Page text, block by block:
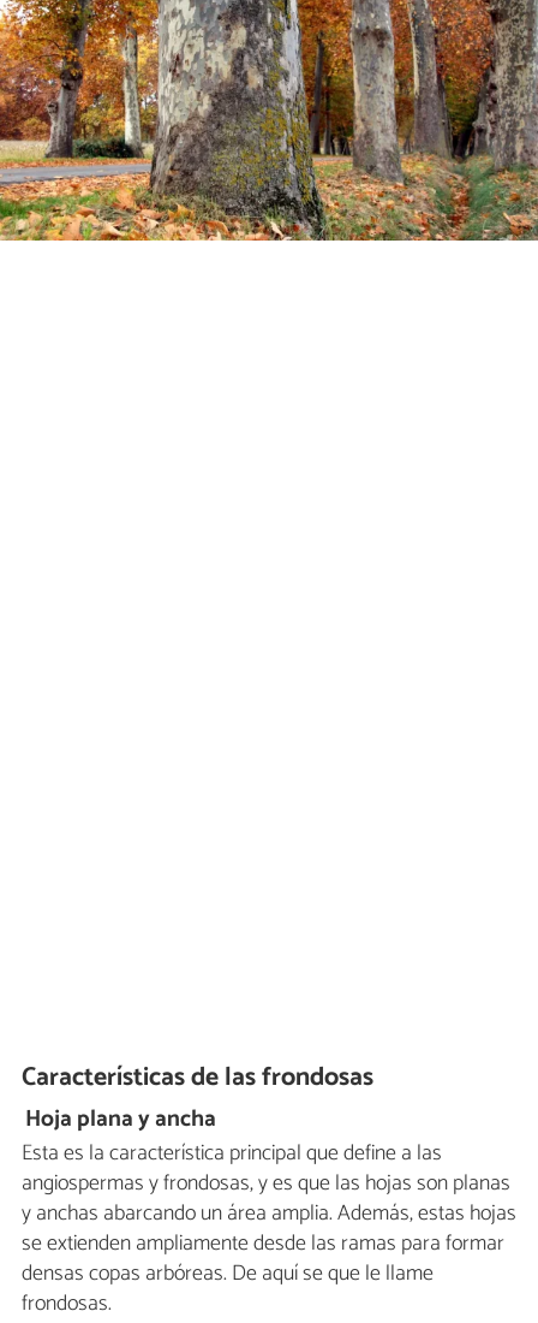
Características de las frondosas
Hoja plana y ancha
Esta es la característica principal que define a las
angiospermas y frondosas, y es que las hojas son planas
y anchas abarcando un área amplia. Además, estas hojas
se extienden ampliamente desde las ramas para formar
densas copas arbóreas. De aquí se que le llame
frondosas.